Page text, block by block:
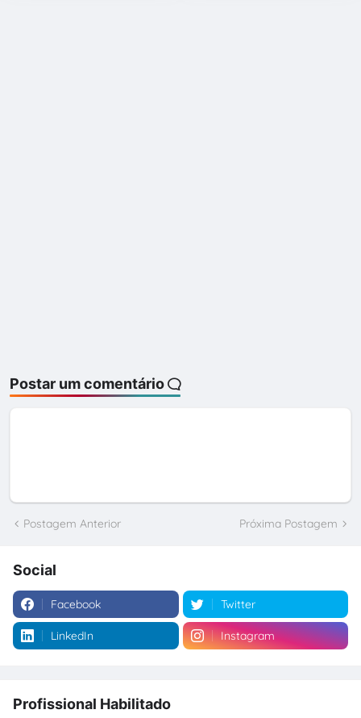
Postar um comentário
Postagem Anterior Próxima Postagem
Social
Facebook Twitter
LinkedIn Instagram
Profissional Habilitado